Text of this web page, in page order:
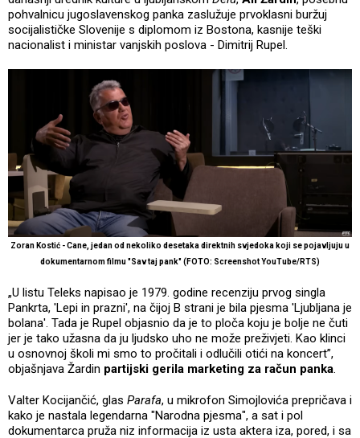
pohvalnicu jugoslavenskog panka zaslužuje prvoklasni buržuj
socijalističke Slovenije s diplomom iz Bostona, kasnije teški
nacionalist i ministar vanjskih poslova - Dimitrij Rupel.
Zoran Kostić - Cane, jedan od nekoliko desetaka direktnih svjedoka koji se pojavljuju u
dokumentarnom filmu "Sav taj pank" (FOTO: Screenshot YouTube/RTS)
„U listu Teleks napisao je 1979. godine recenziju prvog singla
Pankrta, 'Lepi in prazni', na čijoj B strani je bila pjesma 'Ljubljana je
bolana'. Tada je Rupel objasnio da je to ploča koju je bolje ne čuti
jer je tako užasna da ju ljudsko uho ne može preživjeti. Kao klinci
u osnovnoj školi mi smo to pročitali i odlučili otići na koncert”,
objašnjava Žardin partijski gerila marketing za račun panka.
Valter Kocijančić, glas Parafa, u mikrofon Simojlovića prepričava i
kako je nastala legendarna "Narodna pjesma", a sat i pol
dokumentarca pruža niz informacija iz usta aktera iza, pored, i sa